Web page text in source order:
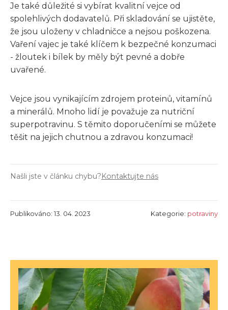
Je také důležité si vybírat kvalitní vejce od
spolehlivých dodavatelů. Při skladování se ujistěte,
že jsou uloženy v chladničce a nejsou poškozena.
Vaření vajec je také klíčem k bezpečné konzumaci
- žloutek i bílek by měly být pevné a dobře
uvařené.
Vejce jsou vynikajícím zdrojem proteinů, vitamínů
a minerálů. Mnoho lidí je považuje za nutriční
superpotravinu. S těmito doporučeními se můžete
těšit na jejich chutnou a zdravou konzumaci!
Našli jste v článku chybu?Kontaktujte nás
Publikováno: 13. 04. 2023 Kategorie: potraviny